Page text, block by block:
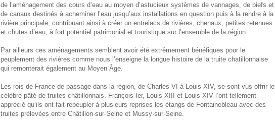
de l’aménagement des cours d’eau au moyen d’astucieux systèmes de vannages, de biefs et
de canaux destinés à acheminer l’eau jusqu’aux installations en question puis à la rendre à la
rivière principale, contribuant ainsi à créer un entrelacs de rivières, chenaux, petites retenues
et chutes d’eau, à fort potentiel patrimonial et touristique sur l’ensemble de la région.
Par ailleurs ces aménagements semblent avoir été extrêmement bénéfiques pour le
peuplement des rivières comme nous l’enseigne la longue histoire de la truite chatillonnaise
qui remonterait également au Moyen Âge.
Les rois de France de passage dans la région, de Charles VI à Louis XIV, se sont vus offrir le
célèbre pâté de truites châtillonnais. François Ier, Louis XIII et Louis XIV l’ont tellement
apprécié qu’ils ont fait repeupler à plusieurs reprises les étangs de Fontainebleau avec des
truites prélevées entre Châtillon-sur-Seine et Mussy-sur-Seine.